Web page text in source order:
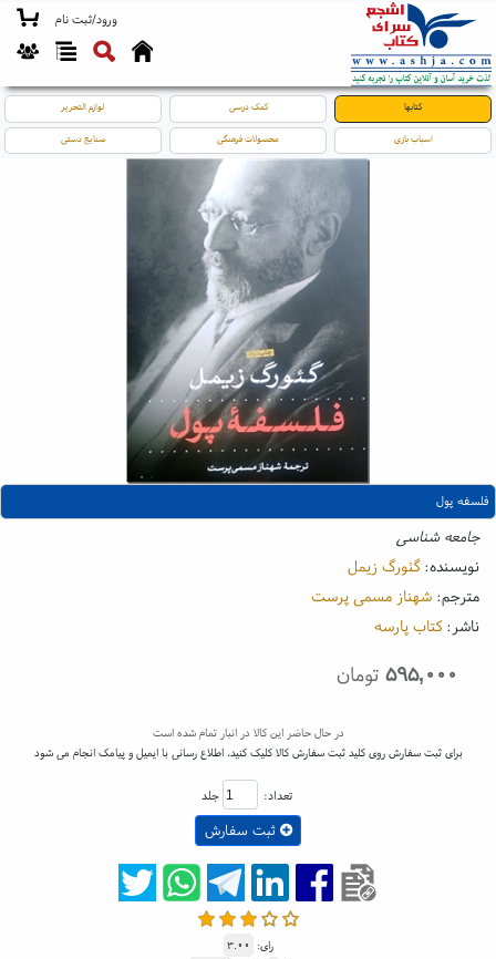
ورود/ثبت نام
کتابها کمک درسی لوازم التحریر
اسباب بازی محصولات فرهنگی صنایع دستی
فلسفه پول
جامعه شناسی
نویسنده:گئورگ زیمل
مترجم: شهناز مسمی پرست
ناشر:کتاب پارسه
۵۹۵,۰۰۰تومان
در حال حاضر این کالا در انبار تمام شده است
برای ثبت سفارش روی کلید ثبت سفارش کالا کلیک کنید، اطلاع رسانی با ایمیل و پیامک انجام می شود
تعداد: جلد
ثبت سفارش
رای: ۳.۰۰